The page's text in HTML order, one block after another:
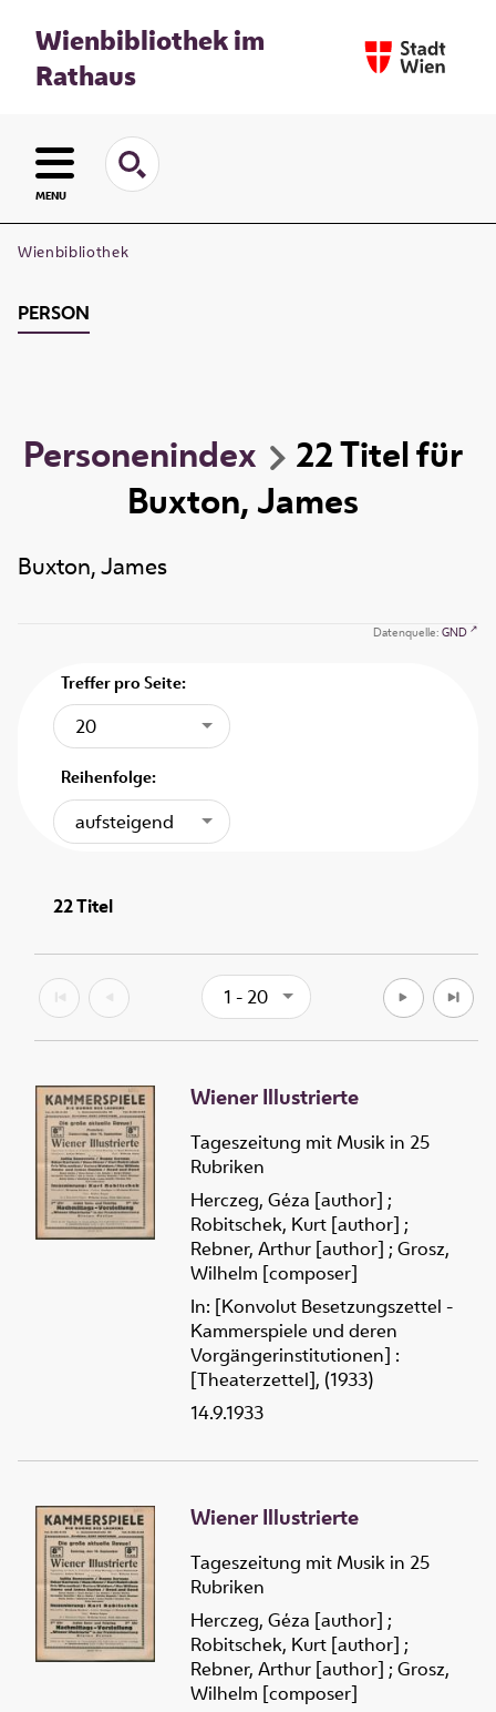
Wienbibliothek im
Rathaus
MENU
Wienbibliothek
PERSON
Personenindex 22Titelfür
Buxton, James
Buxton, James
Datenquelle: GND
Treffer pro Seite:
20
Reihenfolge:
aufsteigend
22Titel
1 - 20
Wiener Illustrierte
Tageszeitung mit Musik in 25
Rubriken
Herczeg, Géza [author] ;
Robitschek, Kurt [author] ;
Rebner, Arthur [author] ; Grosz,
Wilhelm [composer]
In: [Konvolut Besetzungszettel -
Kammerspiele und deren
Vorgängerinstitutionen] :
[Theaterzettel], (1933)
14.9.1933
Wiener Illustrierte
Tageszeitung mit Musik in 25
Rubriken
Herczeg, Géza [author] ;
Robitschek, Kurt [author] ;
Rebner, Arthur [author] ; Grosz,
Wilhelm [composer]